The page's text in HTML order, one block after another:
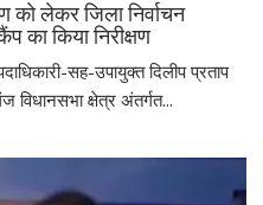
को लेकर जिला निर्वाचन
का किया निरीक्षण
सह-उपायुक्त दिलीप प्रताप
क्षेत्र अंतर्गत...